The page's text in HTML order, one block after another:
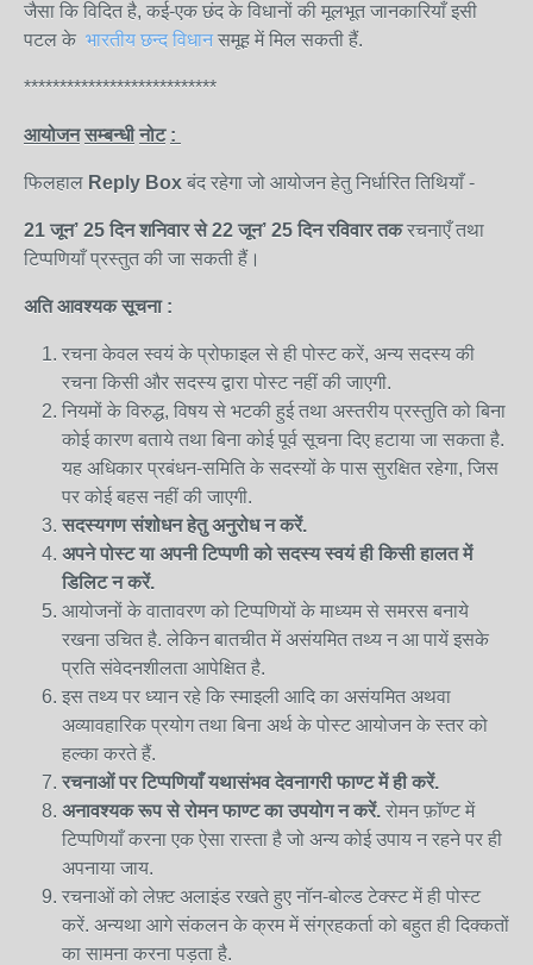
जैसा कि विदित है, कई-एक छंद के विधानों की मूलभूत जानकारियाँ इसी
पटल के भारतीय छन्द विधानसमूह में मिल सकती हैं.
***************************
आयोजन सम्बन्धी नोट :
फिलहाल Reply Box बंद रहेगा जो आयोजन हेतु निर्धारित तिथियाँ -
21 जून’ 25 दिन शनिवार से22 जून’ 25 दिन रविवार तकरचनाएँ तथा
टिप्पणियाँ प्रस्तुत की जा सकती हैं।
अति आवश्यक सूचना :
रचना केवल स्वयं के प्रोफाइल से ही पोस्ट करें, अन्य सदस्य की
रचना किसी और सदस्य द्वारा पोस्ट नहीं की जाएगी.
नियमों के विरुद्ध, विषय से भटकी हुई तथा अस्तरीय प्रस्तुति को बिना
कोई कारण बताये तथा बिना कोई पूर्व सूचना दिए हटाया जा सकता है.
यह अधिकार प्रबंधन-समिति के सदस्यों के पास सुरक्षित रहेगा, जिस
पर कोई बहस नहीं की जाएगी.
सदस्यगण संशोधन हेतु अनुरोध न करें.
अपने पोस्ट या अपनी टिप्पणी को सदस्य स्वयं ही किसी हालत में
डिलिट न करें.
आयोजनों के वातावरण को टिप्पणियों के माध्यम से समरस बनाये
रखना उचित है. लेकिन बातचीत में असंयमित तथ्य न आ पायें इसके
प्रति संवेदनशीलता आपेक्षित है.
इस तथ्य पर ध्यान रहे कि स्माइली आदि का असंयमित अथवा
अव्यावहारिक प्रयोग तथा बिना अर्थ के पोस्ट आयोजन के स्तर को
हल्का करते हैं.
रचनाओं पर टिप्पणियाँ यथासंभव देवनागरी फाण्ट में ही करें.
अनावश्यक रूप से रोमन फाण्ट का उपयोग न करें. रोमन फ़ॉण्ट में
टिप्पणियाँ करना एक ऐसा रास्ता है जो अन्य कोई उपाय न रहने पर ही
अपनाया जाय.
रचनाओं को लेफ़्ट अलाइंड रखते हुए नॉन-बोल्ड टेक्स्ट में ही पोस्ट
करें. अन्यथा आगे संकलन के क्रम में संग्रहकर्ता को बहुत ही दिक्कतों
का सामना करना पड़ता है.